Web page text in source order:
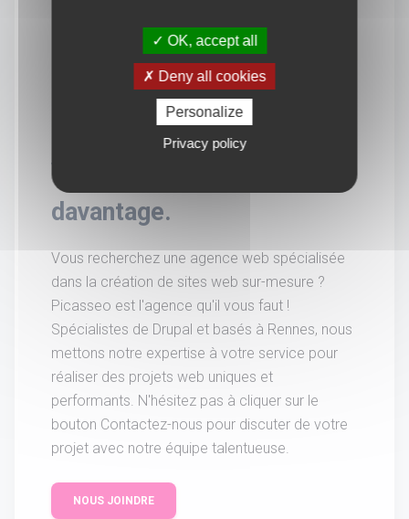
Vous souhaitez en savoir
davantage.
Vous recherchez une agence web spécialisée
dans la création de sites web sur-mesure ?
Picasseo est l'agence qu'il vous faut !
Spécialistes de Drupal et basés à Rennes, nous
mettons notre expertise à votre service pour
réaliser des projets web uniques et
performants. N'hésitez pas à cliquer sur le
bouton Contactez-nous pour discuter de votre
projet avec notre équipe talentueuse.
NOUS JOINDRE
OK, accept all
Deny all cookies
Personalize
Privacy policy